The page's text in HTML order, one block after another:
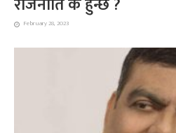
February 28, 2023